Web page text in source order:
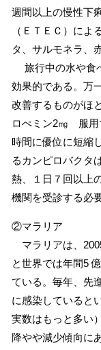
週間以上の慢性下
（ＥＴＥＣ）によ
タ、サルモネラ、
旅行中の水や食
効果的である。万
改善するものがほ
ロぺミン2㎎ 服用
時間に優位に短縮
るカンピロバクタ
熱、１日７回以上
機関を受診する必
②マラリア
マラリアは、
と世界では年間5
ている。毎年、先
に感染していると
実数はもっと多い
降やや減少傾向に